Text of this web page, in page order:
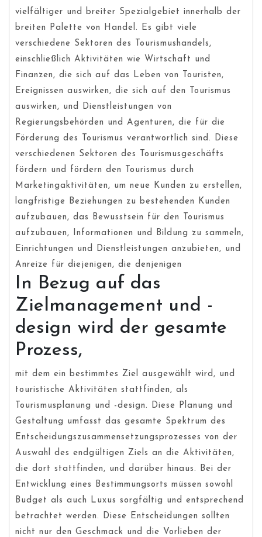
vielfältiger und breiter Spezialgebiet innerhalb der
breiten Palette von Handel. Es gibt viele
verschiedene Sektoren des Tourismushandels,
einschließlich Aktivitäten wie Wirtschaft und
Finanzen, die sich auf das Leben von Touristen,
Ereignissen auswirken, die sich auf den Tourismus
auswirken, und Dienstleistungen von
Regierungsbehörden und Agenturen, die für die
Förderung des Tourismus verantwortlich sind. Diese
verschiedenen Sektoren des Tourismusgeschäfts
fördern und fördern den Tourismus durch
Marketingaktivitäten, um neue Kunden zu erstellen,
langfristige Beziehungen zu bestehenden Kunden
aufzubauen, das Bewusstsein für den Tourismus
aufzubauen, Informationen und Bildung zu sammeln,
Einrichtungen und Dienstleistungen anzubieten, und
Anreize für diejenigen, die denjenigen
In Bezug auf das
Zielmanagement und -
design wird der gesamte
Prozess,
mit dem ein bestimmtes Ziel ausgewählt wird, und
touristische Aktivitäten stattfinden, als
Tourismusplanung und -design. Diese Planung und
Gestaltung umfasst das gesamte Spektrum des
Entscheidungszusammensetzungsprozesses von der
Auswahl des endgültigen Ziels an die Aktivitäten,
die dort stattfinden, und darüber hinaus. Bei der
Entwicklung eines Bestimmungsorts müssen sowohl
Budget als auch Luxus sorgfältig und entsprechend
betrachtet werden. Diese Entscheidungen sollten
nicht nur den Geschmack und die Vorlieben der